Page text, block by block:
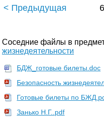
< Предыдущая
Соседние файлы в
жизнедеятельности
БДЖ_готовые билеты.doc
Безопасность
Готовые билеты по
Занько Н.Г..pdf